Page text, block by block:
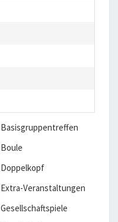
Basisgruppentreffen
Boule
Doppelkopf
Extra-Veranstaltungen
Gesellschaftspiele